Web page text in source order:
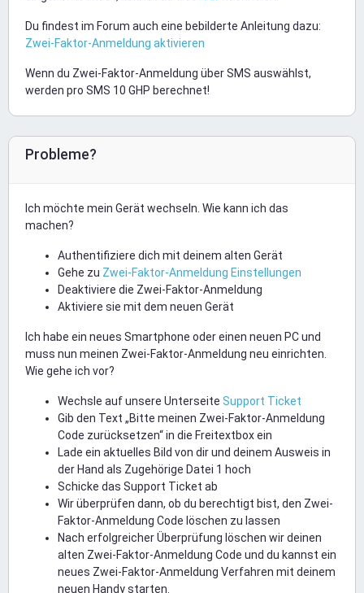
Du findest im Forum auch eine bebilderte Anleitung dazu:
Zwei-Faktor-Anmeldung aktivieren
Wenn du Zwei-Faktor-Anmeldung über SMS auswählst,
werden pro SMS 10 GHP berechnet!
Probleme?
Ich möchte mein Gerät wechseln. Wie kann ich das
machen?
Authentifiziere dich mit deinem alten Gerät
Gehe zu Zwei-Faktor-Anmeldung Einstellungen
Deaktiviere die Zwei-Faktor-Anmeldung
Aktiviere sie mit dem neuen Gerät
Ich habe ein neues Smartphone oder einen neuen PC und
muss nun meinen Zwei-Faktor-Anmeldung neu einrichten.
Wie gehe ich vor?
Wechsle auf unsere Unterseite Support Ticket
Gib den Text „Bitte meinen Zwei-Faktor-Anmeldung
Code zurücksetzen“ in die Freitextbox ein
Lade ein aktuelles Bild von dir und deinem Ausweis in
der Hand als Zugehörige Datei 1 hoch
Schicke das Support Ticket ab
Wir überprüfen dann, ob du berechtigt bist, den Zwei-
Faktor-Anmeldung Code löschen zu lassen
Nach erfolgreicher Überprüfung löschen wir deinen
alten Zwei-Faktor-Anmeldung Code und du kannst ein
neues Zwei-Faktor-Anmeldung Verfahren mit deinem
neuen Handy starten.